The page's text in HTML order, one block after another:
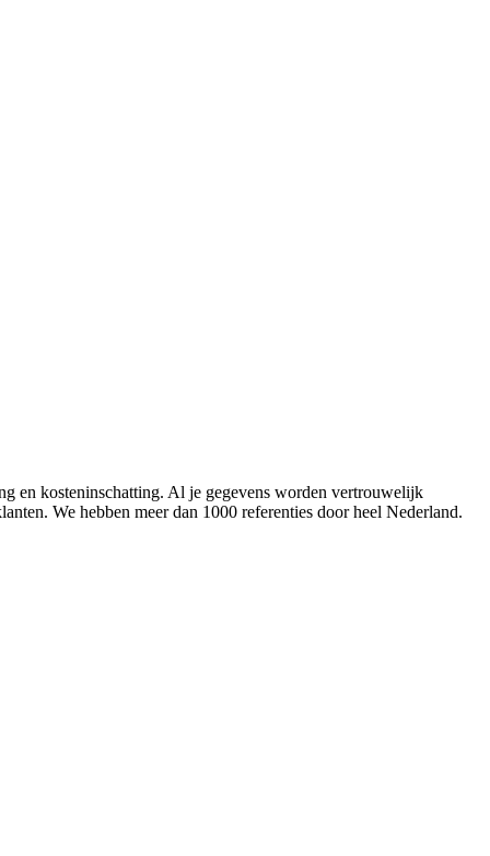
en kosteninschatting. Al je gegevens worden vertrouwelijk
We hebben meer dan 1000 referenties door heel Nederland.